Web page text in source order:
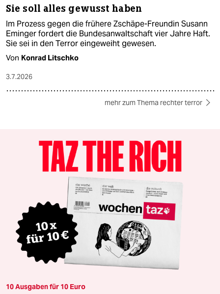
Sie soll alles gewusst haben
Im Prozess gegen die frühere Zschäpe-Freundin Susann
Eminger fordert die Bundesanwaltschaft vier Jahre Haft.
Sie sei in den Terror eingeweiht gewesen.
Von Konrad Litschko
3.7.2026
mehr zum Thema rechter terror
10 Ausgaben für 10 Euro